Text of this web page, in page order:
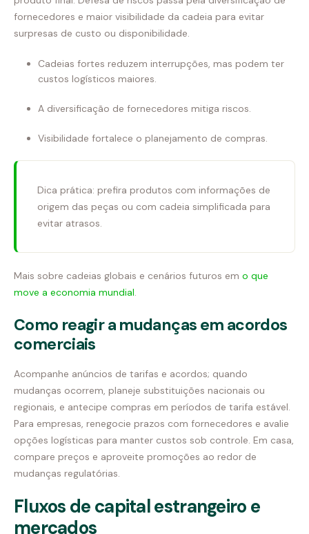
fornecedores e maior visibilidade da cadeia para evitar
surpresas de custo ou disponibilidade.
Cadeias fortes reduzem interrupções, mas podem ter
custos logísticos maiores.
A diversificação de fornecedores mitiga riscos.
Visibilidade fortalece o planejamento de compras.
Dica prática: prefira produtos com informações de
origem das peças ou com cadeia simplificada para
evitar atrasos.
Mais sobre cadeias globais e cenários futuros em o que
move a economia mundial.
Como reagir a mudanças em acordos
comerciais
Acompanhe anúncios de tarifas e acordos; quando
mudanças ocorrem, planeje substituições nacionais ou
regionais, e antecipe compras em períodos de tarifa estável.
Para empresas, renegocie prazos com fornecedores e avalie
opções logísticas para manter custos sob controle. Em casa,
compare preços e aproveite promoções ao redor de
mudanças regulatórias.
Fluxos de capital estrangeiro e
mercados